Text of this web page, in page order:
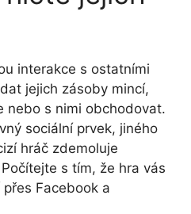
interakce s ostatními
jejich zásoby mincí,
nebo s nimi obchodovat.
sociální prvek, jiného
hráč zdemoluje
s tím, že hra vás
Facebook a